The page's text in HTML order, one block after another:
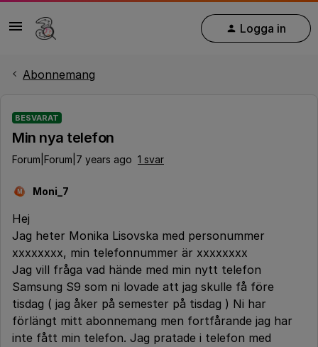
Logga in
Abonnemang
BESVARAT
Min nya telefon
Forum|Forum|7 years ago 1 svar
M Moni_7
Hej
Jag heter Monika Lisovska med personummer
xxxxxxxx, min telefonnummer är xxxxxxxx
Jag vill fråga vad hände med min nytt telefon
Samsung S9 som ni lovade att jag skulle få före
tisdag ( jag åker på semester på tisdag ) Ni har
förlängt mitt abonnemang men fortfårande jag har
inte fått min telefon. Jag pratade i telefon med